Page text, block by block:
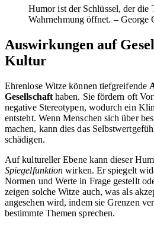
Humor ist der Schlüssel, der die
Wahrnehmung öffnet. – George
Auswirkungen auf
Kultur
Ehrenlose Witze können tiefgreifende
Gesellschafthaben. Sie fördern oft
negative Stereotypen, wodurch ein
entsteht. Wenn Menschen sich über
machen, kann dies das
schädigen.
Auf kultureller Ebene kann dieser
Spiegelfunktion wirken. Er spiegelt
Normen und Werte in Frage gestellt
zeigen solche Witze auch, was als
angesehen wird, indem sie Grenzen
bestimmte Themen sprechen.